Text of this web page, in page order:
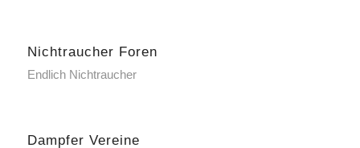
Nichtraucher Foren
Endlich Nichtraucher
Dampfer Vereine